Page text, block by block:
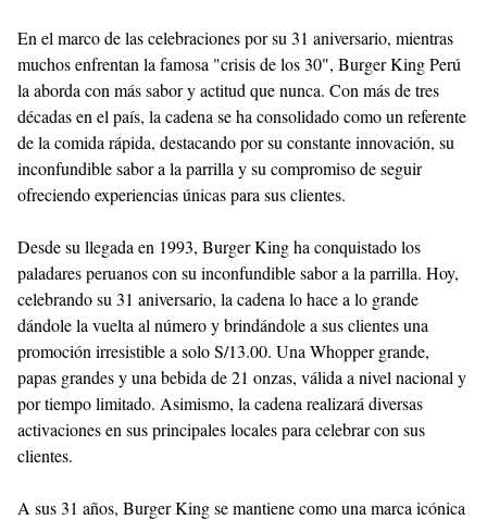
En el marco de las celebraciones por su 31 aniversario, mientras
muchos enfrentan la famosa "crisis de los 30", Burger King Perú
la aborda con más sabor y actitud que nunca. Con más de tres
décadas en el país, la cadena se ha consolidado como un referente
de la comida rápida, destacando por su constante innovación, su
inconfundible sabor a la parrilla y su compromiso de seguir
ofreciendo experiencias únicas para sus clientes.
Desde su llegada en 1993, Burger King ha conquistado los
paladares peruanos con su inconfundible sabor a la parrilla. Hoy,
celebrando su 31 aniversario, la cadena lo hace a lo grande
dándole la vuelta al número y brindándole a sus clientes una
promoción irresistible a solo S/13.00. Una Whopper grande,
papas grandes y una bebida de 21 onzas, válida a nivel nacional y
por tiempo limitado. Asimismo, la cadena realizará diversas
activaciones en sus principales locales para celebrar con sus
clientes.
A sus 31 años, Burger King se mantiene como una marca icónica